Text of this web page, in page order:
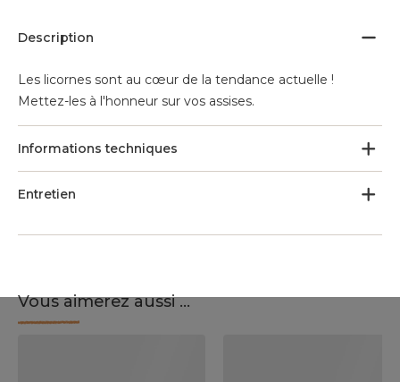
Description
Les licornes sont au cœur de la tendance actuelle !
Mettez-les à l'honneur sur vos assises.
Informations techniques
Entretien
Vous aimerez aussi ...